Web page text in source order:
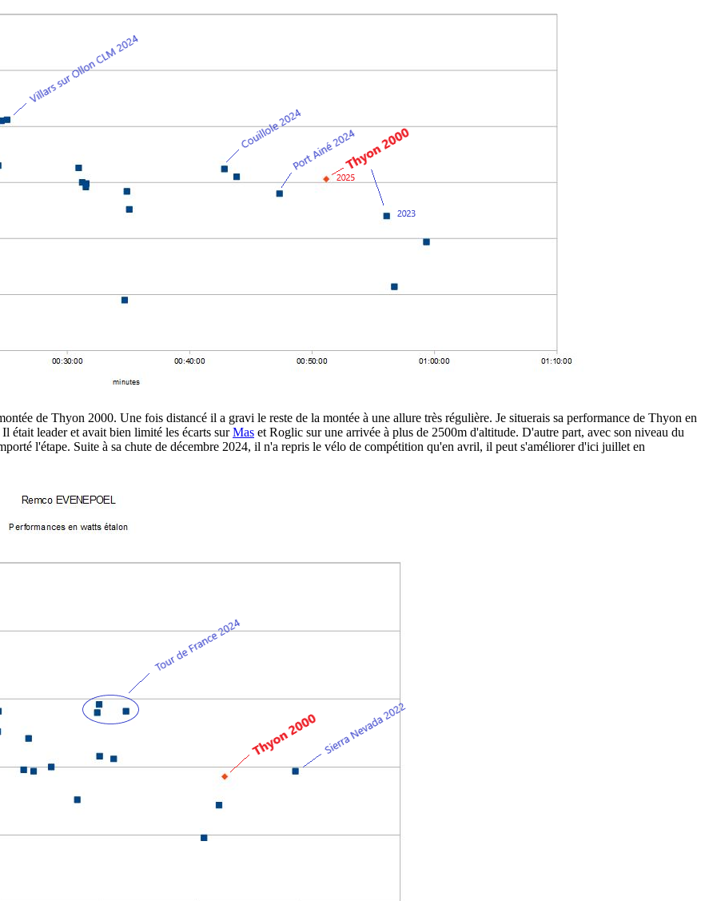
de Thyon 2000. Une fois distancé il a gravi le reste de la montée à une allure très régulière. Je situerais sa performance de Thyon en
était leader et avait bien limité les écarts surMas et Roglic sur une arrivée à plus de 2500m d'altitude. D'autre part, avec son niveau du
l'étape. Suite à sa chute de décembre 2024, il n'a repris le vélo de compétition qu'en avril, il peut s'améliorer d'ici juillet en